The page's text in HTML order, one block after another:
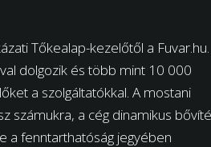
Tőkealap-kezelőtől a
dolgozik és több mint 10 000
a szolgáltatókkal. A mostani
számukra, a cég dinamikus
a fenntarthatóság jegyében